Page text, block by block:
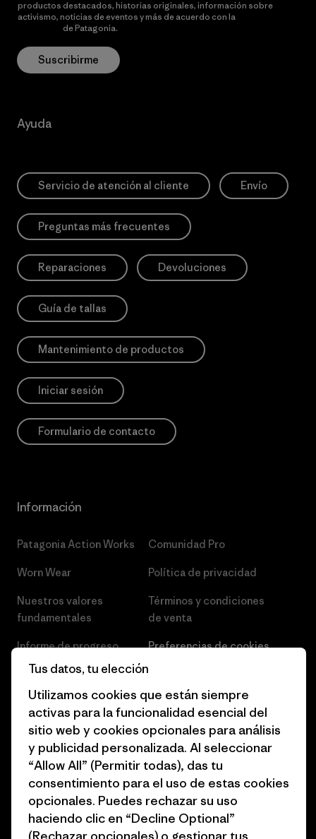
productos destacados, historias originales, información sobre
activismo, noticias de eventos y más de acuerdo con la
de Patagonia.
Suscribirme
Ayuda
Servicio de atención al cliente Envío
Preguntas más frecuentes
Reparaciones Devoluciones
Guía de tallas
Mantenimiento de productos
Iniciar sesión
Formulario de contacto
Información
Patagonia Action Works
Worn Wear
Nuestros valores
fundamentales
Informe de progreso
Business Unusual
Objetivos climáticos
1% for the Planet
Cómo financiamos
Tarjetas regalo
Encuentra una tienda
Comunidad Pro
Política de privacidad
Términos y condiciones
de venta
Preferencias de cookies
Empleo
Prensa
Programa para profesionales
del sector
Programa de afiliados
Mapa del sitio Patagonia
España
Tus datos, tu elección
Utilizamos cookies que están siempre
activas para la funcionalidad esencial del
sitio web y cookies opcionales para análisis
y publicidad personalizada. Al seleccionar
“Allow All” (Permitir todas), das tu
consentimiento para el uso de estas cookies
opcionales. Puedes rechazar su uso
haciendo clic en “Decline Optional”